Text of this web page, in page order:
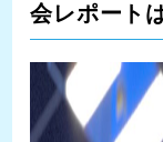
会レポート